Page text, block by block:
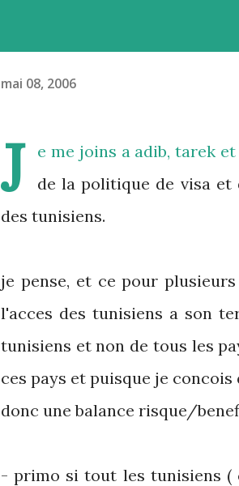
mai 08, 2006
J e me joins a adib,tarek
de la politique de visa
des tunisiens.
je pense, et ce pour
l'acces des tunisiens a son
tunisiens et non de tous les
ces pays et puisque je
donc une balance risque/
- primo si tout les tunisiens (